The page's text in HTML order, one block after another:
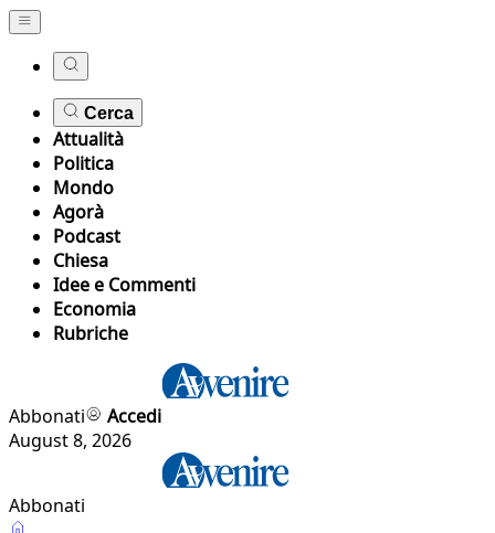
Cerca
Attualità
Politica
Mondo
Agorà
Podcast
Chiesa
Idee e Commenti
Economia
Rubriche
Abbonati
Accedi
August 8, 2026
Abbonati